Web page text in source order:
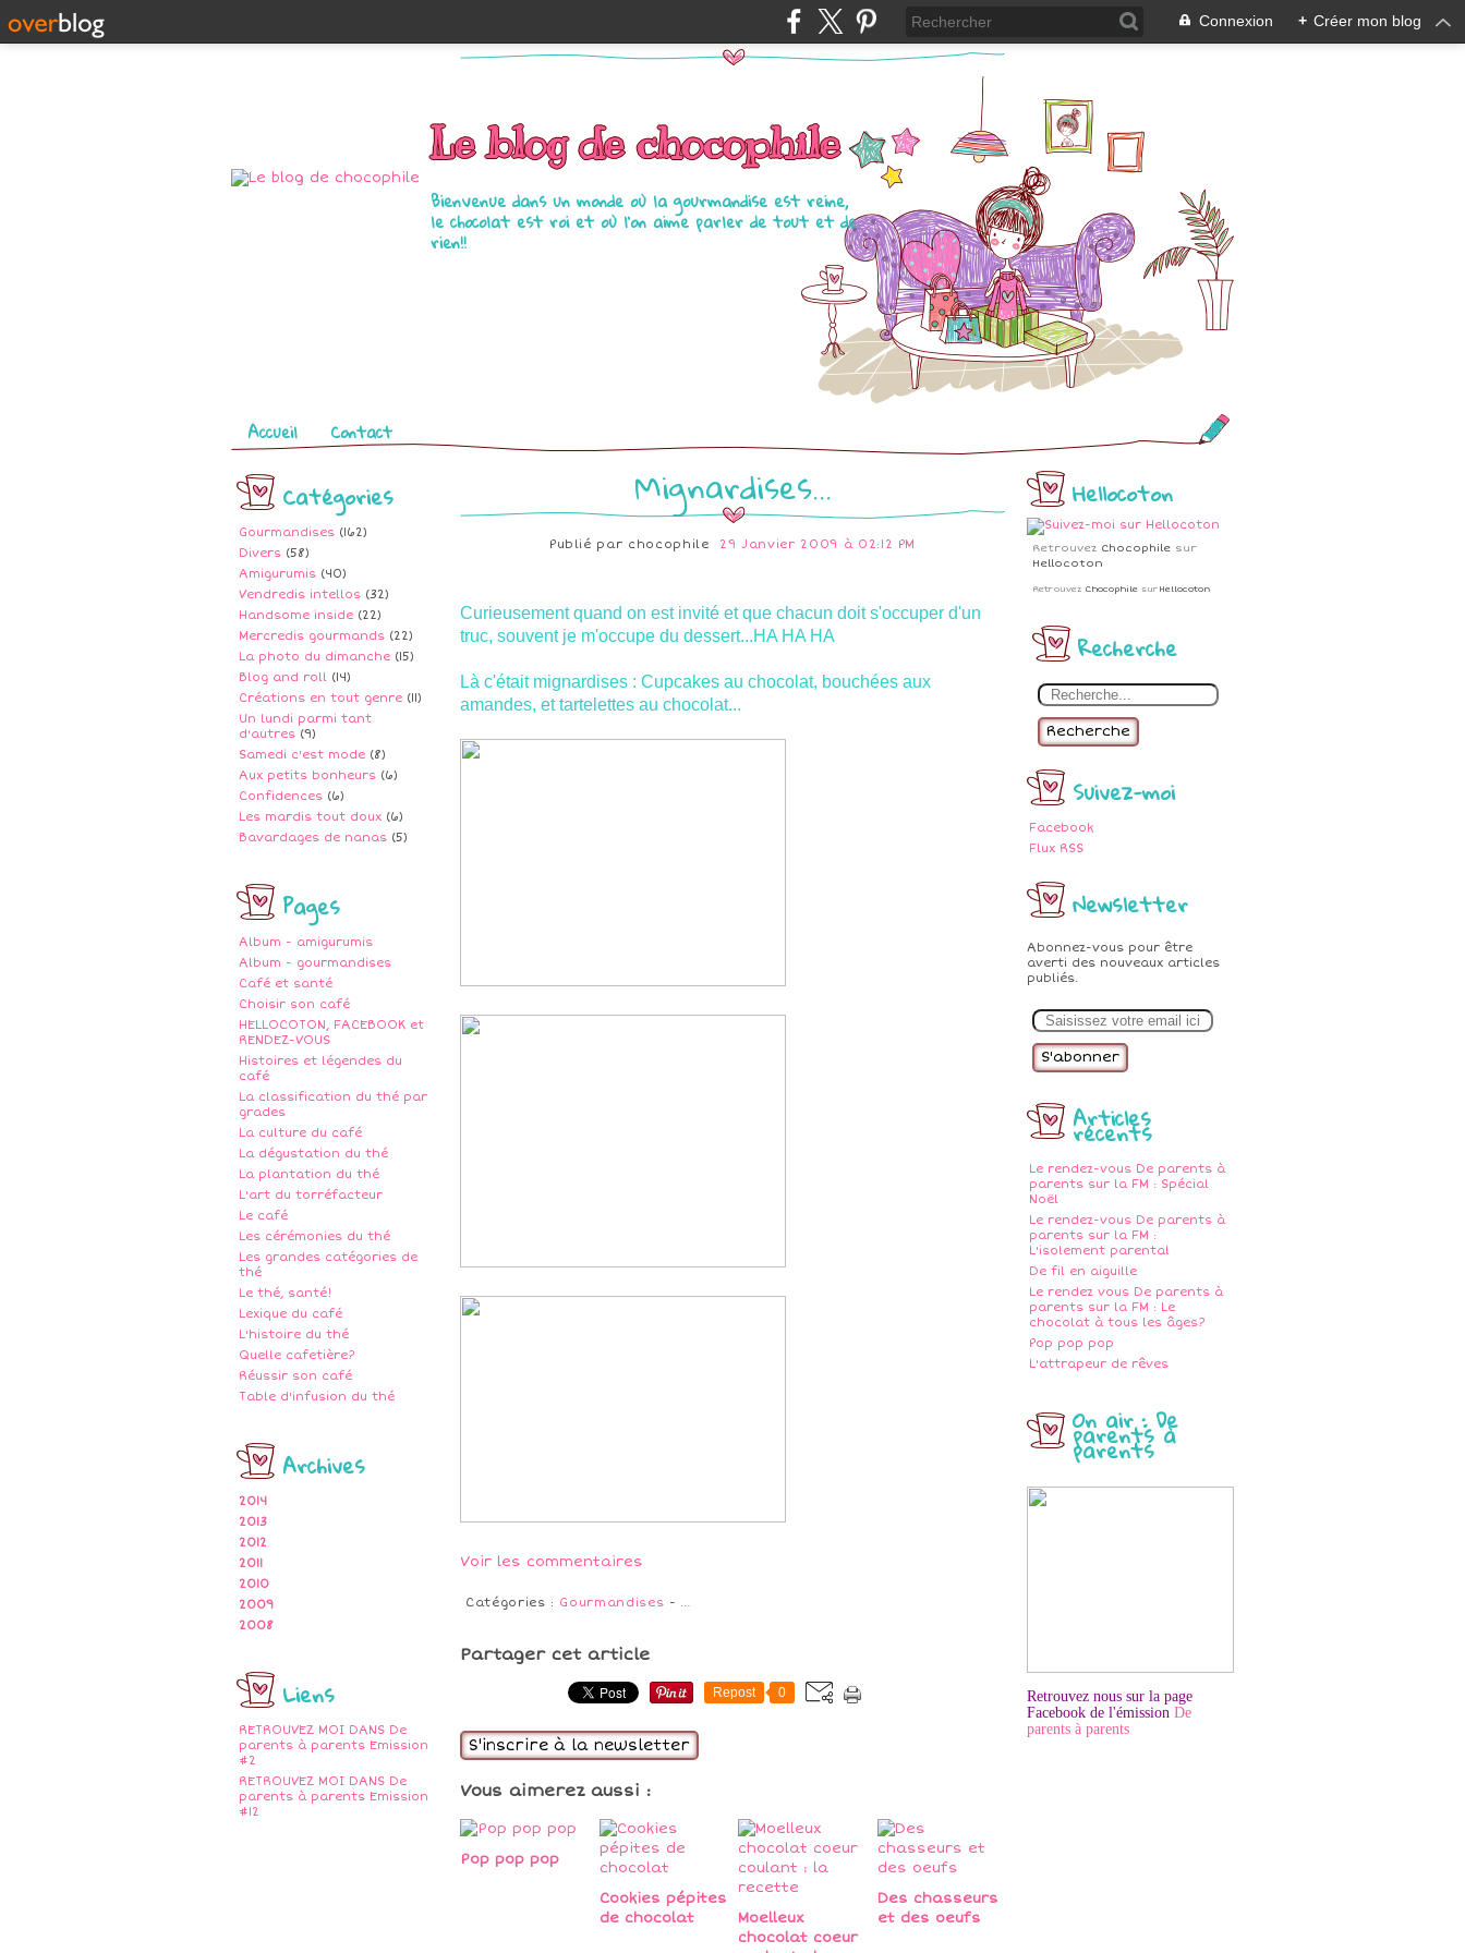
Connexion + Créer mon blog
Le blog de chocophile
Bienvenue dans un monde où la gourmandise est reine,
le chocolat est roi et où l'on aime parler de tout et de
rien!!
Pages
Accueil Contact
Catégories
Gourmandises (162)
Divers (58)
Amigurumis (40)
Vendredis intellos (32)
Handsome inside (22)
Mercredis gourmands (22)
La photo du dimanche (15)
Blog and roll (14)
Créations en tout genre (11)
Un lundi parmi tant
d'autres (9)
Samedi c'est mode (8)
Aux petits bonheurs (6)
Confidences (6)
Les mardis tout doux (6)
Bavardages de nanas (5)
Pages
Album - amigurumis
Album - gourmandises
Café et santé
Choisir son café
HELLOCOTON, FACEBOOK et
RENDEZ-VOUS
Histoires et légendes du
café
La classification du thé par
grades
La culture du café
La dégustation du thé
La plantation du thé
L'art du torréfacteur
Le café
Les cérémonies du thé
Les grandes catégories de
thé
Le thé, santé!
Lexique du café
L'histoire du thé
Quelle cafetière?
Réussir son café
Table d'infusion du thé
Archives
2014
2013
2012
2011
2010
2009
2008
Liens
RETROUVEZ MOI DANS De
parents à parents Emission
#2
RETROUVEZ MOI DANS De
parents à parents Emission
#12
Hellocoton
Retrouvez Chocophile sur
Hellocoton
Retrouvez Chocophile sur Hellocoton
Recherche
Recherche
Suivez-moi
Facebook
Flux RSS
Newsletter
Abonnez-vous pour être
averti des nouveaux articles
publiés.
m
Articles
récents
Le rendez-vous De parents à
parents sur la FM : Spécial
Noël
Le rendez-vous De parents à
parents sur la FM :
L'isolement parental
De fil en aiguille
Le rendez vous De parents à
parents sur la FM : Le
chocolat à tous les âges?
Pop pop pop
L'attrapeur de rêves
On air : De
parents à
parents
Retrouvez nous sur la page
Facebook de l'émission De
parents à parents
Mignardises...
Publié par chocophile 29 Janvier 2009 à 02:12 PM
Curieusement quand on est invité et que chacun doit s'occuper d'un
truc, souvent je m'occupe du dessert...HA HA HA
Là c'était mignardises : Cupcakes au chocolat, bouchées aux
amandes, et tartelettes au chocolat...
Voir les commentaires
Catégories : Gourmandises - …
Partager cet article
Repost 0
S'inscrire à la newsletter
Vous aimerez aussi :
Pop pop pop
Cookies pépites
de chocolat
Moelleux
chocolat coeur
Des chasseurs
et des oeufs